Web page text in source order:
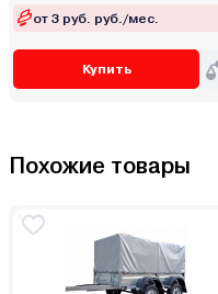
от 3 руб. руб./мес.
Купить
Похожие товары